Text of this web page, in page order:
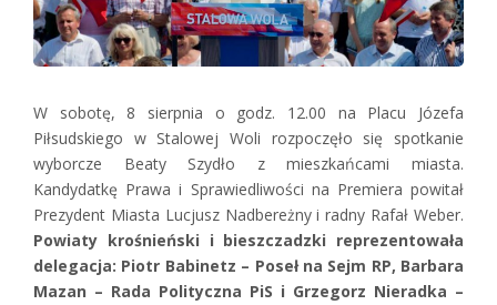
W sobotę, 8 sierpnia o godz. 12.00 na Placu Józefa
Piłsudskiego w Stalowej Woli rozpoczęło się spotkanie
wyborcze Beaty Szydło z mieszkańcami miasta.
Kandydatkę Prawa i Sprawiedliwości na Premiera powitał
Prezydent Miasta Lucjusz Nadbereżny i radny Rafał Weber.
Powiaty krośnieński i bieszczadzki reprezentowała
delegacja: Piotr Babinetz – Poseł na Sejm RP, Barbara
Mazan – Rada Polityczna PiS i Grzegorz Nieradka –